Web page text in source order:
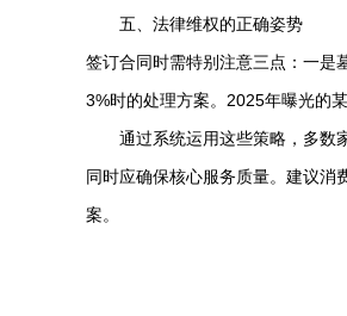
五、法律维权的正确姿势
签订合同时需特别注意三点：一是
3%时的处理方案。2025年曝光的
通过系统运用这些策略，多数
同时应确保核心服务质量。建议消
案。